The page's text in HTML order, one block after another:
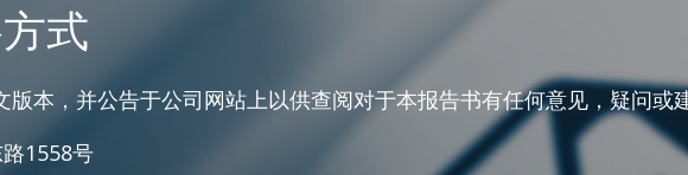
式
本，并公告于公司网站上以供查阅对于本报告书有任何意见，疑问或
1558号